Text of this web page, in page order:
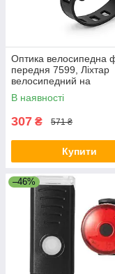
Оптика велосипедна
передня 7599, Ліхтар
велосипедний на
батарейках, Потужні
велосипедні фари WE-
В наявності
307 ₴ 571 ₴
Купити
–46%